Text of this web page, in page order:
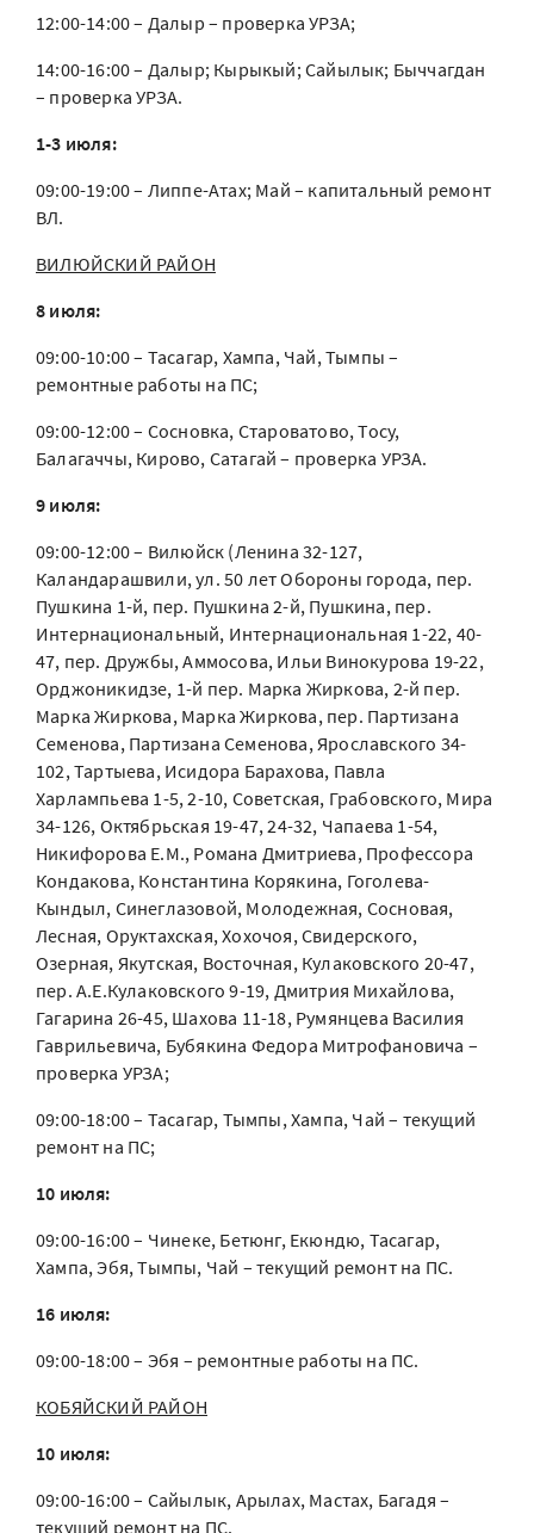
12:00-14:00 – Далыр – проверка УРЗА;
14:00-16:00 – Далыр; Кырыкый; Сайылык; Быччагдан
– проверка УРЗА.
1-3 июля:
09:00-19:00 – Липпе-Атах; Май – капитальный ремонт
ВЛ.
ВИЛЮЙСКИЙ РАЙОН
8 июля:
09:00-10:00 – Тасагар, Хампа, Чай, Тымпы –
ремонтные работы на ПС;
09:00-12:00 – Сосновка, Староватово, Тосу,
Балагаччы, Кирово, Сатагай – проверка УРЗА.
9 июля:
09:00-12:00 – Вилюйск (Ленина 32-127,
Каландарашвили, ул. 50 лет Обороны города, пер.
Пушкина 1-й, пер. Пушкина 2-й, Пушкина, пер.
Интернациональный, Интернациональная 1-22, 40-
47, пер. Дружбы, Аммосова, Ильи Винокурова 19-22,
Орджоникидзе, 1-й пер. Марка Жиркова, 2-й пер.
Марка Жиркова, Марка Жиркова, пер. Партизана
Семенова, Партизана Семенова, Ярославского 34-
102, Тартыева, Исидора Барахова, Павла
Харлампьева 1-5, 2-10, Советская, Грабовского, Мира
34-126, Октябрьская 19-47, 24-32, Чапаева 1-54,
Никифорова Е.М., Романа Дмитриева, Профессора
Кондакова, Константина Корякина, Гоголева-
Кындыл, Синеглазовой, Молодежная, Сосновая,
Лесная, Оруктахская, Хохочоя, Свидерского,
Озерная, Якутская, Восточная, Кулаковского 20-47,
пер. А.Е.Кулаковского 9-19, Дмитрия Михайлова,
Гагарина 26-45, Шахова 11-18, Румянцева Василия
Гаврильевича, Бубякина Федора Митрофановича –
проверка УРЗА;
09:00-18:00 – Тасагар, Тымпы, Хампа, Чай – текущий
ремонт на ПС;
10 июля:
09:00-16:00 – Чинеке, Бетюнг, Екюндю, Тасагар,
Хампа, Эбя, Тымпы, Чай – текущий ремонт на ПС.
16 июля:
09:00-18:00 – Эбя – ремонтные работы на ПС.
КОБЯЙСКИЙ РАЙОН
10 июля:
09:00-16:00 – Сайылык, Арылах, Мастах, Багадя –
текущий ремонт на ПС.